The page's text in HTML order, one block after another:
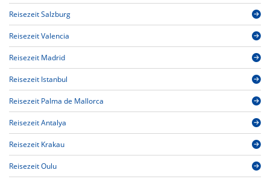
Reisezeit Salzburg
Reisezeit Valencia
Reisezeit Madrid
Reisezeit Istanbul
Reisezeit Palma de Mallorca
Reisezeit Antalya
Reisezeit Krakau
Reisezeit Oulu